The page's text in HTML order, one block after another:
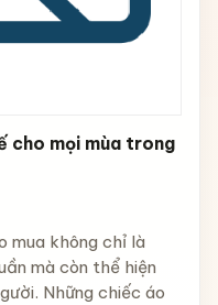
cho mọi mùa trong
mua không chỉ là
mà còn thể hiện
Những chiếc áo